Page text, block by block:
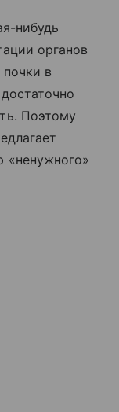
нибудь
органов
в
Поэтому
«ненужного»